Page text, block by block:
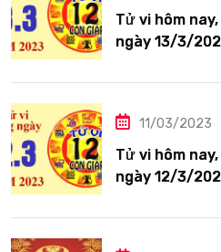
Tử vi hôm
ngày 13/3/
11/03/2023
Tử vi hôm
ngày 12/3/